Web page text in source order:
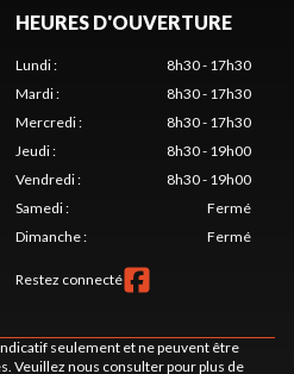
HEURES D'OUVERTURE
Lundi:
8h30 - 17h30
Mardi:
8h30 - 17h30
Mercredi:
8h30 - 17h30
Jeudi:
8h30 - 19h00
Vendredi:
8h30 - 19h00
Samedi:
Fermé
Dimanche: Fermé
Restez connecté
seulement et ne peuvent être
Veuillez nous consulter pour plus de